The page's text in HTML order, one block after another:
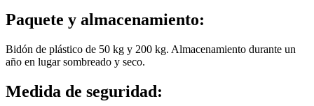
Paquete y almacenamiento:
Bidón de plástico de 50 kg y 200 kg. Almacenamiento durante un
año en lugar sombreado y seco.
Medida de seguridad: